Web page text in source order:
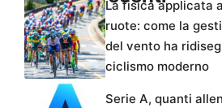
La fisica applicata
ruote: come la
del vento ha
ciclismo moderno
Serie A, quanti